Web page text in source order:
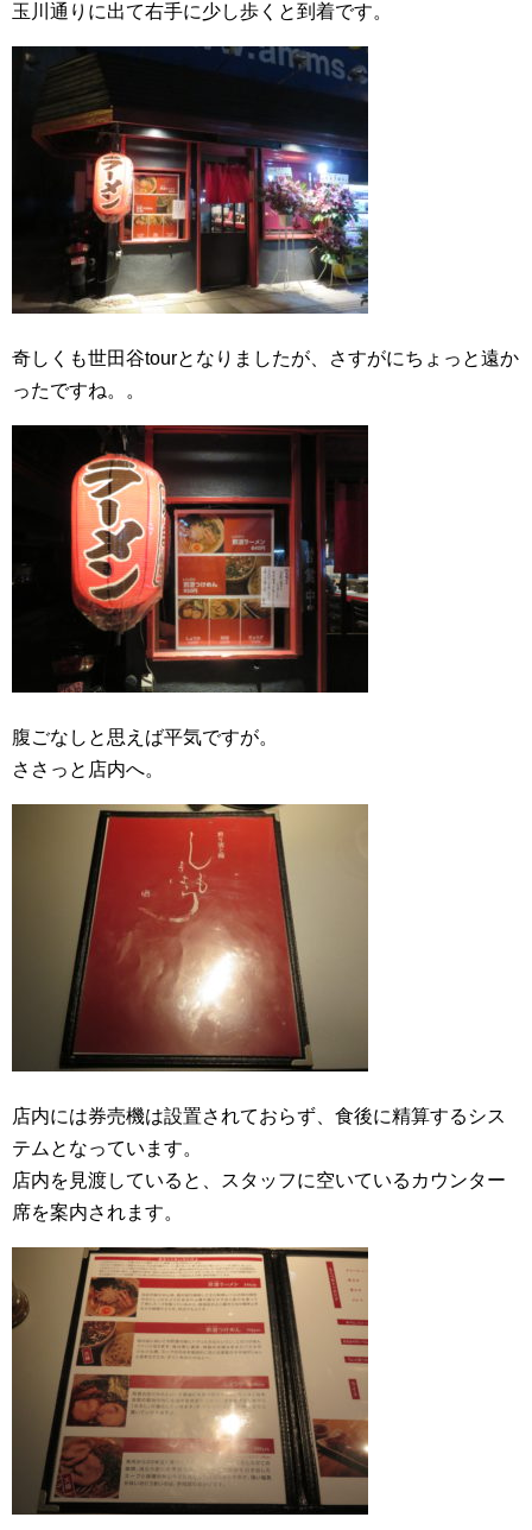
玉川通りに出て右手に少し歩くと到着です。
奇しくも世田谷tourとなりましたが、さすがにちょっと遠か
ったですね。。
腹ごなしと思えば平気ですが。
ささっと店内へ。
店内には券売機は設置されておらず、食後に精算するシス
テムとなっています。
店内を見渡していると、スタッフに空いているカウンター
席を案内されます。